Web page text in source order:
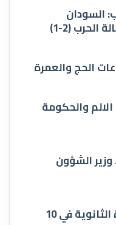
السودان
(2-1)
الحج والعمرة
والحكومة
الشؤون
حقيقة إعلان نتيجة الشهادة الثانوية في 10